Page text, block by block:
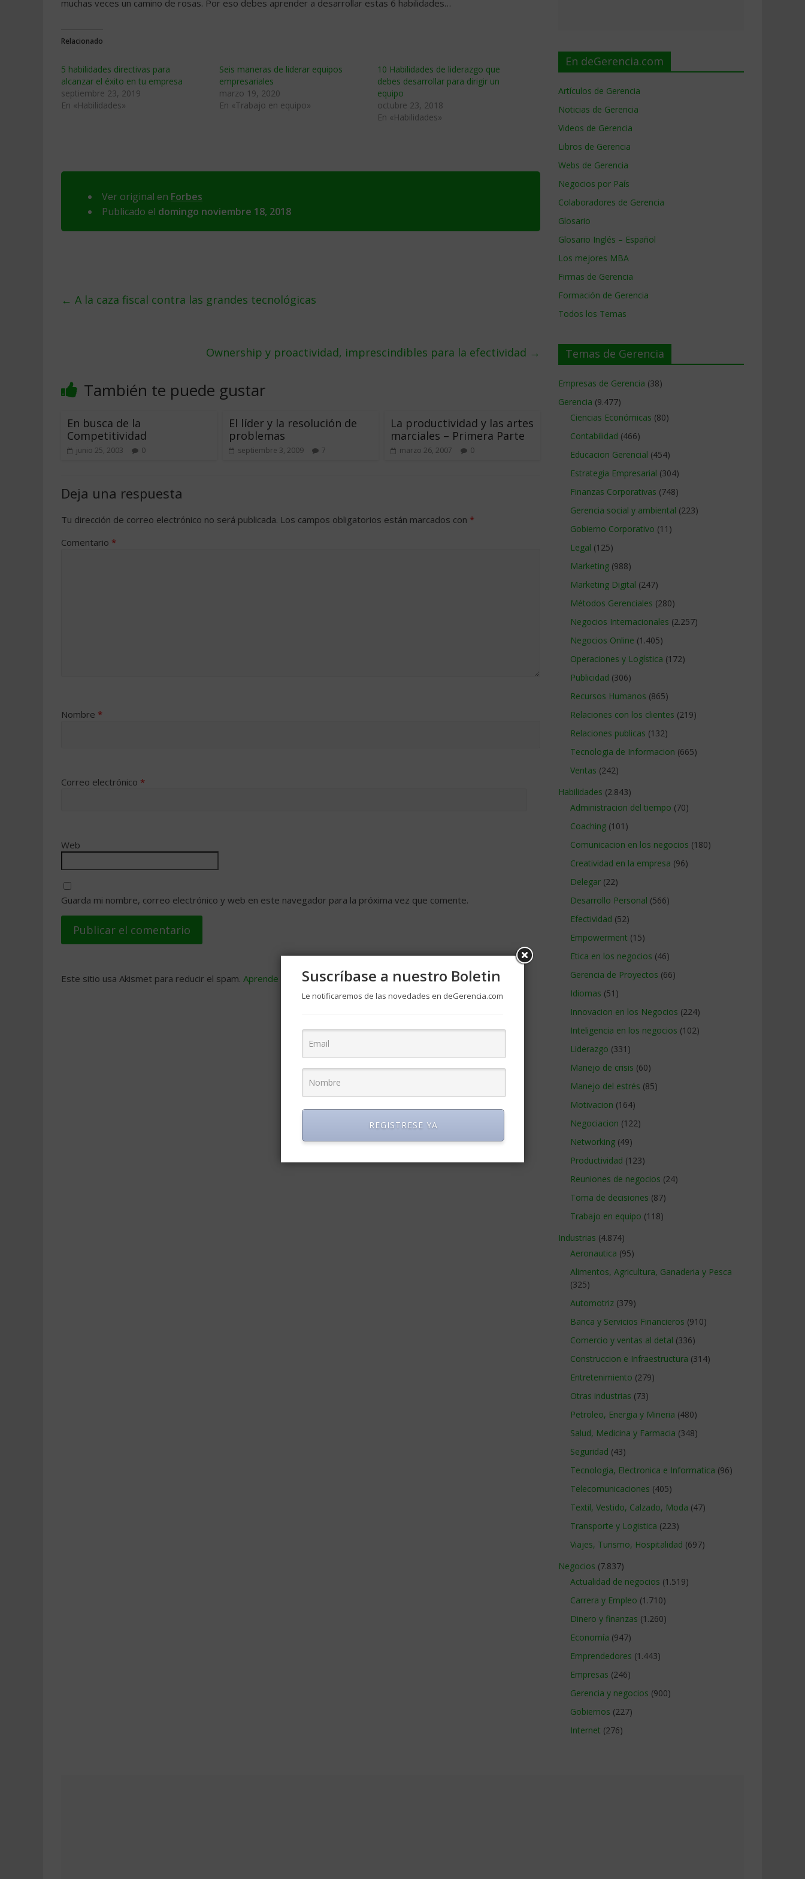
muchas veces un camino de rosas. Por eso debes aprender a desarrollar estas 6 habilidades…
Relacionado
5 habilidades directivas para
alcanzar el éxito en tu empresa
septiembre 23, 2019
En «Habilidades»
Seis maneras de liderar equipos
empresariales
marzo 19, 2020
En «Trabajo en equipo»
10 Habilidades de liderazgo que
debes desarrollar para dirigir un
equipo
octubre 23, 2018
En «Habilidades»
Ver original en Forbes
Publicado el domingo noviembre 18, 2018
← A la caza fiscal contra las grandes tecnológicas
Ownership y proactividad, imprescindibles para la efectividad →
También te puede gustar
En busca de la
Competitividad
junio 25, 2003 0
El líder y la resolución de
problemas
septiembre 3, 2009 7
La productividad y las artes
marciales – Primera Parte
marzo 26, 2007 0
Deja una respuesta
Tu dirección de correo electrónico no será publicada. Los campos obligatorios están marcados con *
Comentario *
Nombre *
Correo electrónico *
Web
Guarda mi nombre, correo electrónico y web en este navegador para la próxima vez que comente.
Este sitio usa Akismet para reducir el spam. Aprende cómo se procesan los datos de tus comentarios.
En deGerencia.com
Artículos de Gerencia
Noticias de Gerencia
Videos de Gerencia
Libros de Gerencia
Webs de Gerencia
Negocios por País
Colaboradores de Gerencia
Glosario
Glosario Inglés – Español
Los mejores MBA
Firmas de Gerencia
Formación de Gerencia
Todos los Temas
Temas de Gerencia
Empresas de Gerencia (38)
Gerencia (9.477)
Ciencias Económicas (80)
Contabilidad (466)
Educacion Gerencial (454)
Estrategia Empresarial (304)
Finanzas Corporativas (748)
Gerencia social y ambiental (223)
Gobierno Corporativo (11)
Legal (125)
Marketing (988)
Marketing Digital (247)
Métodos Gerenciales (280)
Negocios Internacionales (2.257)
Negocios Online (1.405)
Operaciones y Logística (172)
Publicidad (306)
Recursos Humanos (865)
Relaciones con los clientes (219)
Relaciones publicas (132)
Tecnologia de Informacion (665)
Ventas (242)
Habilidades (2.843)
Administracion del tiempo (70)
Coaching (101)
Comunicacion en los negocios (180)
Creatividad en la empresa (96)
Delegar (22)
Desarrollo Personal (566)
Efectividad (52)
Empowerment (15)
Etica en los negocios (46)
Gerencia de Proyectos (66)
Idiomas (51)
Innovacion en los Negocios (224)
Inteligencia en los negocios (102)
Liderazgo (331)
Manejo de crisis (60)
Manejo del estrés (85)
Motivacion (164)
Negociacion (122)
Networking (49)
Productividad (123)
Reuniones de negocios (24)
Toma de decisiones (87)
Trabajo en equipo (118)
Industrias (4.874)
Aeronautica (95)
Alimentos, Agricultura, Ganaderia y Pesca
(325)
Automotriz (379)
Banca y Servicios Financieros (910)
Comercio y ventas al detal (336)
Construccion e Infraestructura (314)
Entretenimiento (279)
Otras industrias (73)
Petroleo, Energia y Mineria (480)
Salud, Medicina y Farmacia (348)
Seguridad (43)
Tecnologia, Electronica e Informatica (96)
Telecomunicaciones (405)
Textil, Vestido, Calzado, Moda (47)
Transporte y Logistica (223)
Viajes, Turismo, Hospitalidad (697)
Negocios (7.837)
Actualidad de negocios (1.519)
Carrera y Empleo (1.710)
Dinero y finanzas (1.260)
Economía (947)
Emprendedores (1.443)
Empresas (246)
Gerencia y negocios (900)
Gobiernos (227)
Internet (276)
Suscríbase a nuestro Boletin
Le notificaremos de las novedades en deGerencia.com
REGISTRESE YA